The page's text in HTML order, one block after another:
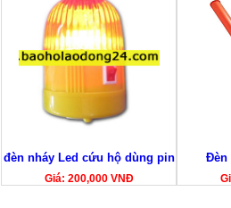
đèn nháy Led cứu hộ dùng pin
Giá: 200,000 VNĐ
Đèn